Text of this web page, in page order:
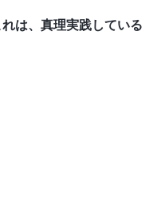
とはなく、自分一人
に対処し、多くの事
のように完了し、処
。他の人たちは反キ
り扱ったのですか。
れは、真理実践している